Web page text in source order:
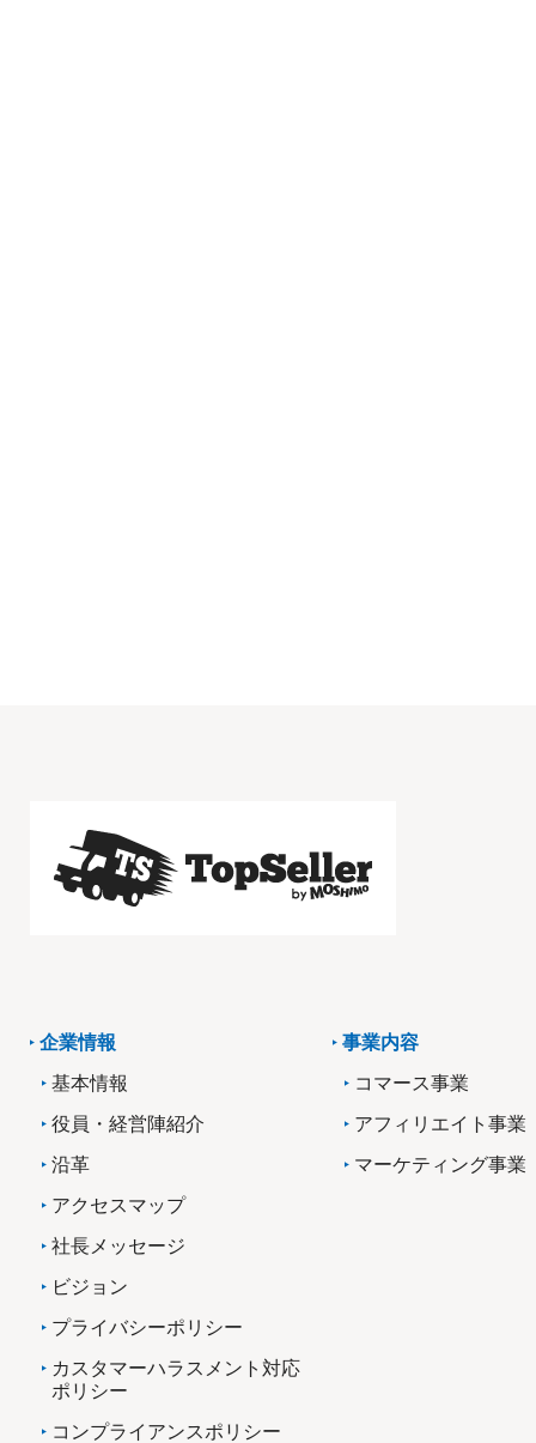
企業情報
基本情報
役員・経営陣紹介
沿革
アクセスマップ
社長メッセージ
ビジョン
プライバシーポリシー
カスタマーハラスメント対応
ポリシー
コンプライアンスポリシー
事業内容
コマース事業
アフィリエイト事業
マーケティング事業